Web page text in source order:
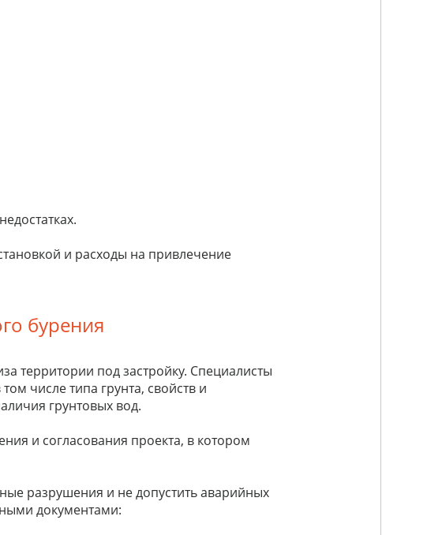
и расходы на привлечение
бурения
территории под застройку. Специалисты
числе типа грунта, свойств и
грунтовых вод.
и согласования проекта, в котором
разрушения и не допустить аварийных
документами: